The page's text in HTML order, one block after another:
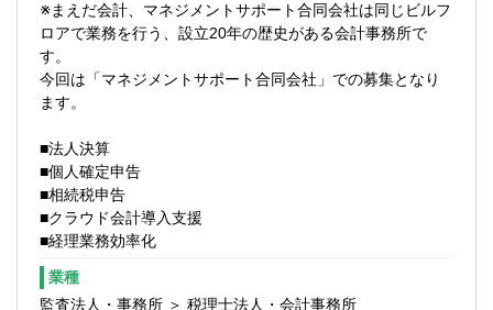
■在宅勤務にも対応できるよう、システム整
備もされています。
進めており、記帳代行などの手作業割合は
減少しています。
り、経験を積む中で関与していただくこと
Excelを使った業務も発生します。
※まえだ会計、マネジメントサポート合同会社は同じビルフ
ロアで業務を行う、設立20年の歴史がある会計事務所で
す。
今回は「マネジメントサポート合同会社」での募集となり
ます。
■法人決算
■個人確定申告
■相続税申告
■クラウド会計導入支援
■経理業務効率化
業種
監査法人・事務所 ＞ 税理士法人・会計事務所